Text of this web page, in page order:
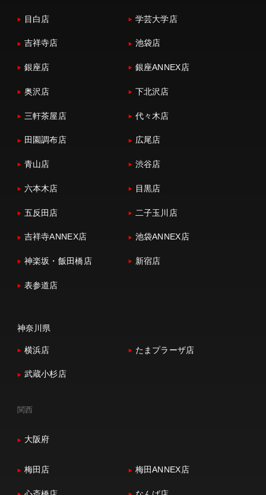
目白店 学芸大学店
吉祥寺店 池袋店
銀座店 銀座ANNEX店
奥沢店 下北沢店
三軒茶屋店 代々木店
田園調布店 広尾店
青山店 渋谷店
六本木店 目黒店
五反田店 二子玉川店
吉祥寺ANNEX店 池袋ANNEX店
神楽坂・飯田橋店 新宿店
表参道店
神奈川県
横浜店 たまプラーザ店
武蔵小杉店
関西
大阪府
梅田店 梅田ANNEX店